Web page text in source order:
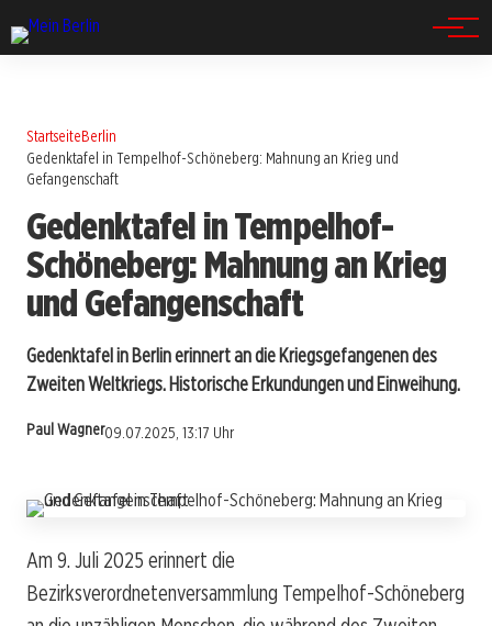
StartseiteBerlin
Gedenktafel in Tempelhof-Schöneberg: Mahnung an Krieg und
Gefangenschaft
Gedenktafel in Tempelhof-
Schöneberg: Mahnung an Krieg
und Gefangenschaft
Gedenktafel in Berlin erinnert an die Kriegsgefangenen des
Zweiten Weltkriegs. Historische Erkundungen und Einweihung.
Paul Wagner09.07.2025, 13:17 Uhr
Am 9. Juli 2025 erinnert die
Bezirksverordnetenversammlung Tempelhof-Schöneberg